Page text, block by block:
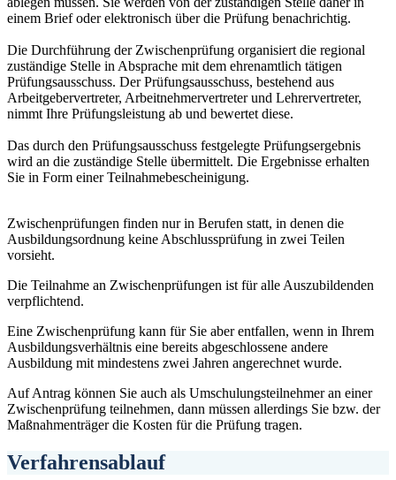
einem Brief oder elektronisch über die Prüfung benachrichtig.
Die Durchführung der Zwischenprüfung organisiert die regional
zuständige Stelle in Absprache mit dem ehrenamtlich tätigen
Prüfungsausschuss. Der Prüfungsausschuss, bestehend aus
Arbeitgebervertreter, Arbeitnehmervertreter und Lehrervertreter,
nimmt Ihre Prüfungsleistung ab und bewertet diese.
Das durch den Prüfungsausschuss festgelegte Prüfungsergebnis
wird an die zuständige Stelle übermittelt. Die Ergebnisse erhalten
Sie in Form einer Teilnahmebescheinigung.
Zwischenprüfungen finden nur in Berufen statt, in denen die
Ausbildungsordnung keine Abschlussprüfung in zwei Teilen
vorsieht.
Die Teilnahme an Zwischenprüfungen ist für alle Auszubildenden
verpflichtend.
Eine Zwischenprüfung kann für Sie aber entfallen, wenn in Ihrem
Ausbildungsverhältnis eine bereits abgeschlossene andere
Ausbildung mit mindestens zwei Jahren angerechnet wurde.
Auf Antrag können Sie auch als Umschulungsteilnehmer an einer
Zwischenprüfung teilnehmen, dann müssen allerdings Sie bzw. der
Maßnahmenträger die Kosten für die Prüfung tragen.
Verfahrensablauf